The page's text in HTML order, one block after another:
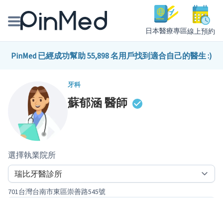
日本醫療專區線上預約
線上預約醫師、院所
健康主題館
PinMed 已經成功幫助 55,898 名用戶找到適合自己的醫生 :)
牙科
蘇郁涵醫師
選擇執業院所
701台灣台南市東區崇善路545號